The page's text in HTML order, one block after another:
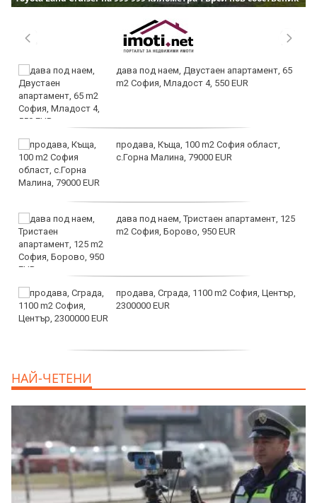
дава под наем, Двустаен апартамент, 65
m2 София, Младост 4, 550 EUR
продава, Къща, 100 m2 София област,
с.Горна Малина, 79000 EUR
дава под наем, Тристаен апартамент, 125
m2 София, Борово, 950 EUR
продава, Сграда, 1100 m2 София, Център,
2300000 EUR
НАЙ-ЧЕТЕНИ